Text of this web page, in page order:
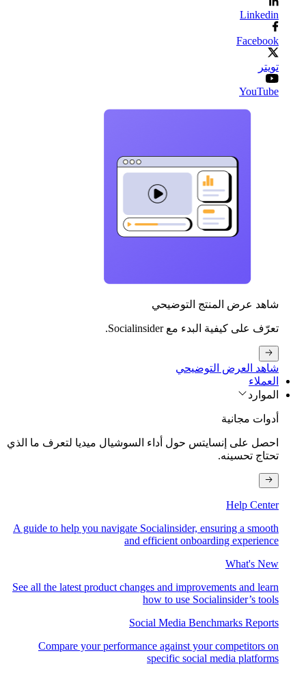
Linkedin
Facebook
تويتر
YouTube
شاهد عرض المنتج التوضيحي
تعرّف على كيفية البدء مع Socialinsider.
شاهد العرض التوضيحي
العملاء
الموارد
أدوات مجانية
احصل على إنسايتس حول أداء السوشيال ميديا لتعرف ما الذي
تحتاج تحسينه.
Help Center
A guide to help you navigate Socialinsider, ensuring a smooth
and efficient onboarding experience
What's New
See all the latest product changes and improvements and learn
how to use Socialinsider’s tools
Social Media Benchmarks Reports
Compare your performance against your competitors on
specific social media platforms